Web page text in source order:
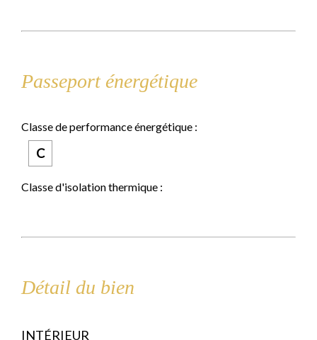
Passeport énergétique
Classe de performance énergétique :
C
Classe d'isolation thermique :
Détail du bien
INTÉRIEUR